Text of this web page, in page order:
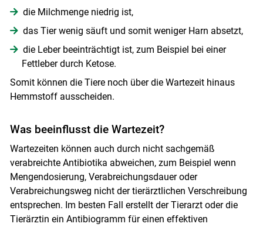
die Milchmenge niedrig ist,
das Tier wenig säuft und somit weniger Harn absetzt,
die Leber beeinträchtigt ist, zum Beispiel bei einer
Fettleber durch Ketose.
Somit können die Tiere noch über die Wartezeit hinaus
Hemmstoff ausscheiden.
Was beeinflusst die Wartezeit?
Wartezeiten können auch durch nicht sachgemäß
verabreichte Antibiotika abweichen, zum Beispiel wenn
Mengendosierung, Verabreichungsdauer oder
Verabreichungsweg nicht der tierärztlichen Verschreibung
entsprechen. Im besten Fall erstellt der Tierarzt oder die
Tierärztin ein Antibiogramm für einen effektiven